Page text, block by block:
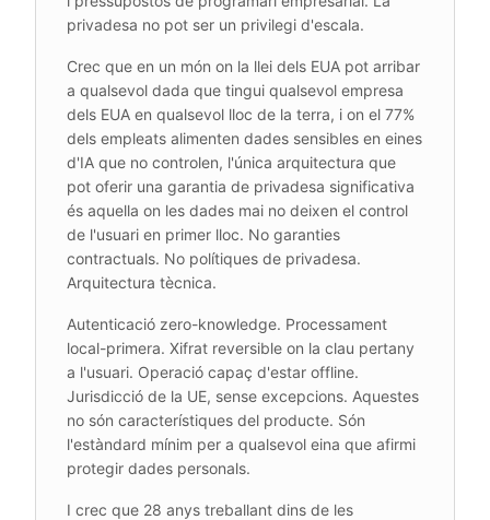
privadesa no pot ser un privilegi d'escala.
Crec que en un món on la llei dels EUA pot arribar
a qualsevol dada que tingui qualsevol empresa
dels EUA en qualsevol lloc de la terra, i on el 77%
dels empleats alimenten dades sensibles en eines
d'IA que no controlen, l'única arquitectura que
pot oferir una garantia de privadesa significativa
és aquella on les dades mai no deixen el control
de l'usuari en primer lloc. No garanties
contractuals. No polítiques de privadesa.
Arquitectura tècnica.
Autenticació zero-knowledge. Processament
local-primera. Xifrat reversible on la clau pertany
a l'usuari. Operació capaç d'estar offline.
Jurisdicció de la UE, sense excepcions. Aquestes
no són característiques del producte. Són
l'estàndard mínim per a qualsevol eina que afirmi
protegir dades personals.
I crec que 28 anys treballant dins de les